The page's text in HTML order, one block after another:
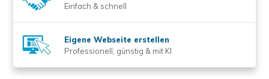
Einfach & schnell
Eigene Webseite erstellen
Professionell, günstig & mit KI